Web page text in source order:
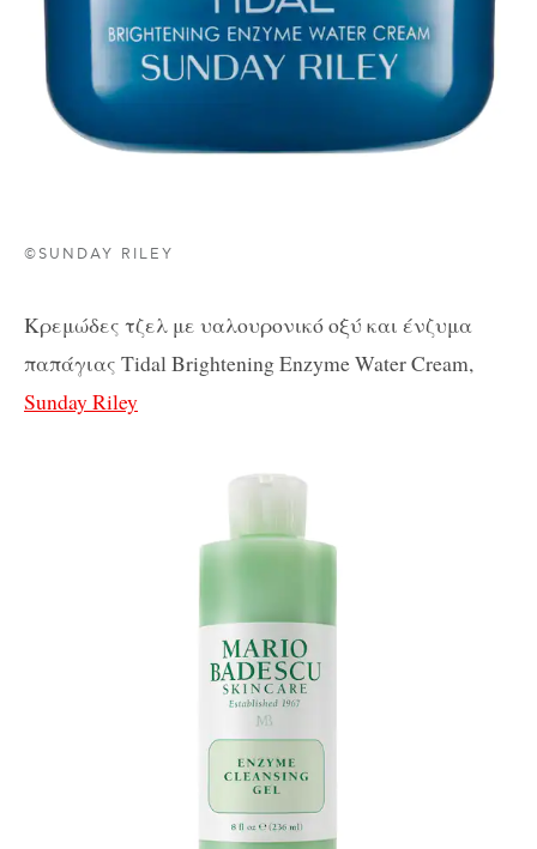
©SUNDAY RILEY
Κρεμώδες τζελ με υαλουρονικόοξύ και ένζυμα
παπάγιας Tidal Brightening Enzyme Water Cream,
Sunday Riley